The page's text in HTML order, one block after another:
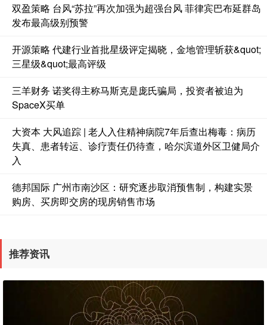
双盈策略 台风“苏拉”再次加强为超强台风 菲律宾巴布延群岛
发布最高级别预警
开源策略 代建行业首批星级评定揭晓，金地管理斩获&quot;
三星级&quot;最高评级
三羊财务 诺奖得主称马斯克是庞氏骗局，投资者被迫为
SpaceX买单
大资本 大风追踪 | 老人入住精神病院7年后查出梅毒：病历
失真、患者转运、诊疗责任仍待查，哈尔滨道外区卫健局介
入
德邦国际 广州市南沙区：研究逐步取消预售制，构建实景
购房、买房即交房的现房销售市场
推荐资讯